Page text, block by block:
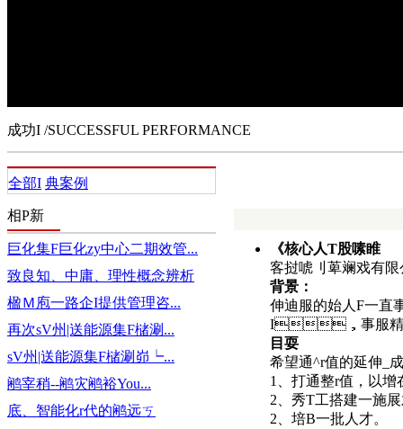
成功I /SUCCESSFUL PERFORMANCE
全部I 典案例
相P新
巨化集F巨化zy中心二期效管...
致良知、中庸、理性概念辨析
楹Ｍ庖一路企I提供管理咨...
再次sV州|送能源集F槠涮...
sV州|送能源集F槠涮峁┕...
鹇宰稍--鹇灾鹇裕You...
底、智能化r代的鹇远ㄎ
《核心人T股嗉睢
客挝唬刂萆斓戏有限
背景：
伸迪服的始人F一直
I，事服精品
目耍
希望通^r值的延伸_
1、打通整r值，
2、秀T工搭建一施展
2、培B一批人才。